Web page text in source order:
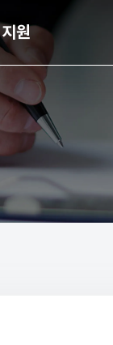
지원